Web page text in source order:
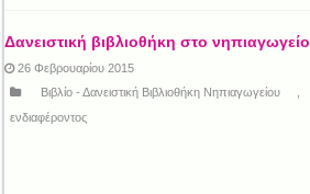
Δανειστική βιβλιοθήκη στο νηπιαγωγείο
26 Φεβρουαρίου 2015
Βιβλίο - Δανειστική Βιβλιοθήκη Νηπιαγωγείου
,
ενδιαφέροντος